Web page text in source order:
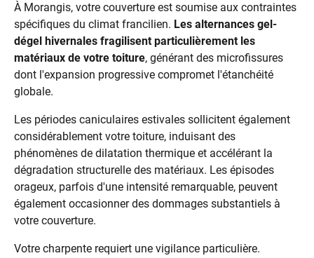
À Morangis, votre couverture est soumise aux contraintes
spécifiques du climat francilien. Les alternances gel-
dégel hivernales fragilisent particulièrement les
matériaux de votre toiture, générant des microfissures
dont l'expansion progressive compromet l'étanchéité
globale.
Les périodes caniculaires estivales sollicitent également
considérablement votre toiture, induisant des
phénomènes de dilatation thermique et accélérant la
dégradation structurelle des matériaux. Les épisodes
orageux, parfois d'une intensité remarquable, peuvent
également occasionner des dommages substantiels à
votre couverture.
Votre charpente requiert une vigilance particulière.